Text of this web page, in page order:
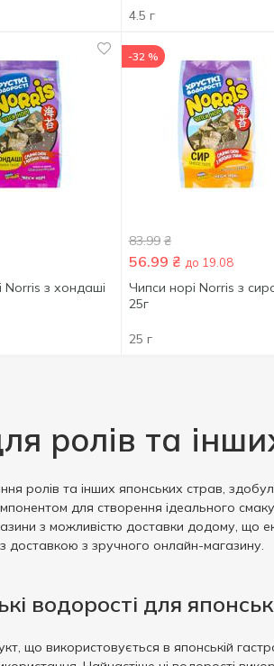
4.5 г
Norris з хондаші
-32 %
83.99 ₴
56.99 ₴ до 19.08
Чипси норі Norris з
25г
25 г
ролів та
ролів та інших японських страв,
для створення ідеального
з можливістю доставки додому, що
доставкою з зручного онлайн-магазину.
водорості для
що використовується в японській